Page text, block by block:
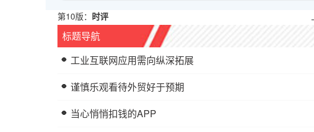
第10版： 时评
标题导航
工业互联网应用需向纵深拓展
谨慎乐观看待外贸好于预期
当心悄悄扣钱的APP